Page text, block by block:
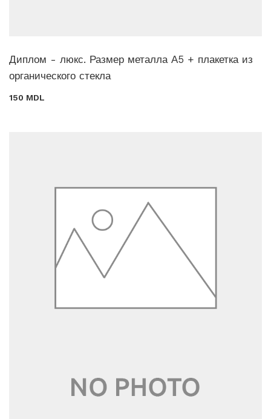
Диплом - люкс. Размер металла А5 + плакетка из
органического стекла
150 MDL